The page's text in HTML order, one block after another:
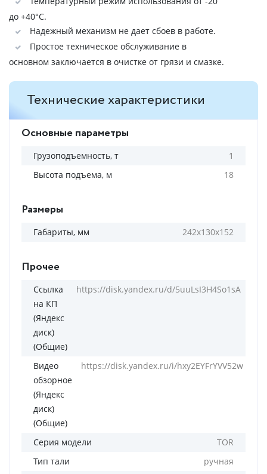
до +40°C.
Надежный механизм не дает сбоев в работе.
Простое техническое обслуживание в
основном заключается в очистке от грязи и смазке.
Технические характеристики
Основные параметры
Грузоподъемность, т
1
Высота подъема, м
18
Размеры
Габариты, мм 242х130х152
Прочее
Ссылка
на КП
(Яндекс
диск)
(Общие)
https://disk.yandex.ru/d/5uuLsI3H4So1sA
Видео
обзорное
(Яндекс
диск)
(Общие)
https://disk.yandex.ru/i/hxy2EYFrYVV52w
Серия модели
TOR
Тип тали
ручная